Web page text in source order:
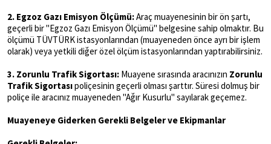
2. Egzoz Gazı Emisyon Ölçümü:Araç muayenesinin bir ön şartı,
geçerli bir "Egzoz Gazı Emisyon Ölçümü" belgesine sahip olmaktır. Bu
ölçümü TÜVTÜRK istasyonlarından (muayeneden önce ayrı bir işlem
olarak) veya yetkili diğer özel ölçüm istasyonlarından yaptırabilirsiniz.
3. Zorunlu Trafik Sigortası: Muayene sırasında aracınızın Zorunlu
Trafik Sigortasıpoliçesinin geçerli olması şarttır. Süresi dolmuş bir
poliçe ile aracınız muayeneden "Ağır Kusurlu" sayılarak geçemez.
Muayeneye Giderken Gerekli Belgeler ve Ekipmanlar